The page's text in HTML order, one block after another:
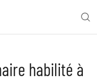
habilité à